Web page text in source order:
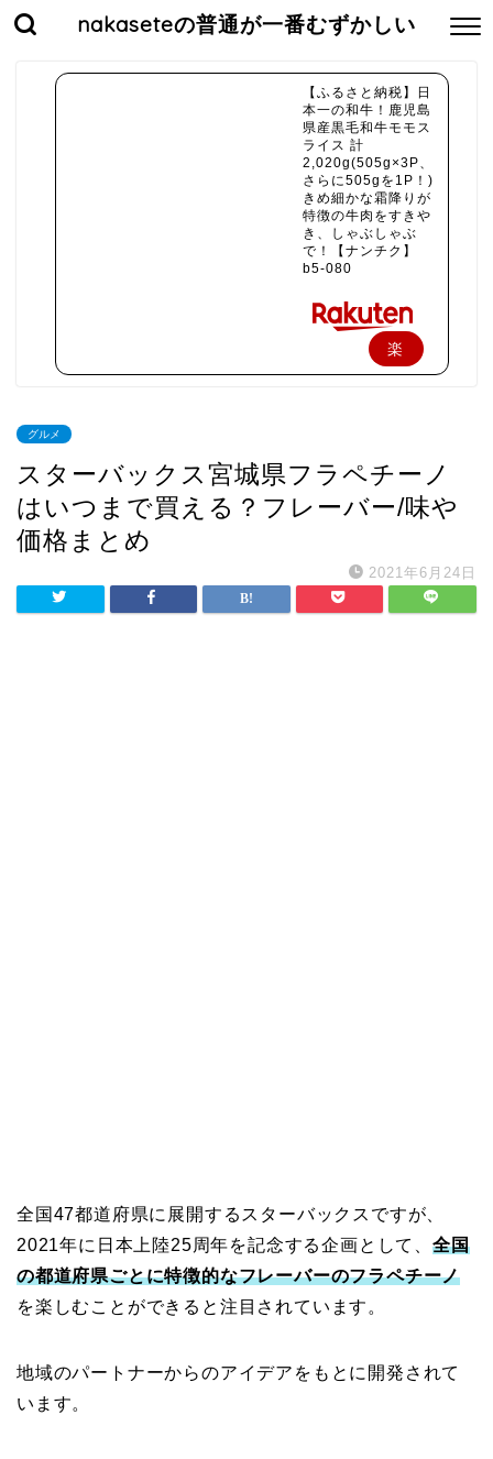
nakaseteの普通が一番むずかしい
【ふるさと納税】日
本一の和牛！鹿児島
県産黒毛和牛モモス
ライス 計
2,020g(505g×3P、
さらに505gを1P！)
きめ細かな霜降りが
特徴の牛肉をすきや
き、しゃぶしゃぶ
で！【ナンチク】
b5-080
楽
グルメ
スターバックス宮城県フラペチーノ
はいつまで買える？フレーバー/味や
価格まとめ
2021年6月24日
全国47都道府県に展開するスターバックスですが、
2021年に日本上陸25周年を記念する企画として、 全国
の都道府県ごとに特徴的なフレーバーのフラペチーノ
を楽しむことができると注目されています。
地域のパートナーからのアイデアをもとに開発されて
います。